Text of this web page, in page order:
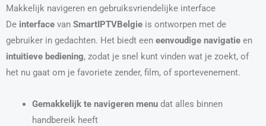
Makkelijk navigeren en gebruiksvriendelijke interface
De interface van SmartIPTVBelgie is ontworpen met de
gebruiker in gedachten. Het biedt een eenvoudige navigatie en
intuitieve bediening, zodat je snel kunt vinden wat je zoekt, of
het nu gaat om je favoriete zender, film, of sportevenement.
Gemakkelijk te navigeren menudat alles binnen
handbereik heeft